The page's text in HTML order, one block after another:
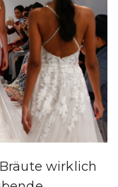
wirklich